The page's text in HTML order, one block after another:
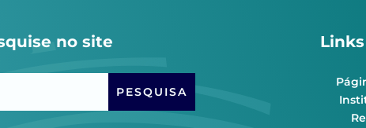
no site